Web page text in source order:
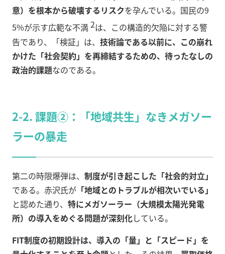
意）を根本から破壊するリスクを孕んでいる。国民の9
5%が示す広範な不満2は、この構造的欠陥に対する警
告であり、「検証」は、 技術論である以前に、この崩れ
かけた「社会契約」を再締結するための、待ったなしの
政治的課題なのである。
2-2. 課題②：「地域共生」なきメガソー
ラーの暴走
第二の時限爆弾は、 制度が引き起こした「社会的対立」
である。赤沢氏が 「地域とのトラブルが相次いでいる」
と認めた通り、 特にメガソーラー（大規模太陽光発電
所）の導入をめぐる問題が深刻化している。
FIT制度の初期設計は、導入の「量」と「スピード」を